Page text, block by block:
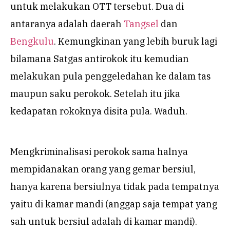
untuk melakukan OTT tersebut. Dua di
antaranya adalah daerah Tangsel dan
Bengkulu. Kemungkinan yang lebih buruk lagi
bilamana Satgas antirokok itu kemudian
melakukan pula penggeledahan ke dalam tas
maupun saku perokok. Setelah itu jika
kedapatan rokoknya disita pula. Waduh.
Mengkriminalisasi perokok sama halnya
mempidanakan orang yang gemar bersiul,
hanya karena bersiulnya tidak pada tempatnya
yaitu di kamar mandi (anggap saja tempat yang
sah untuk bersiul adalah di kamar mandi).